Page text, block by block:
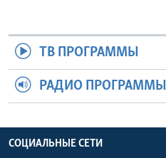
ТВ ПРОГРАММЫ
РАДИО ПРОГРАММЫ
СОЦИАЛЬНЫЕ СЕТИ